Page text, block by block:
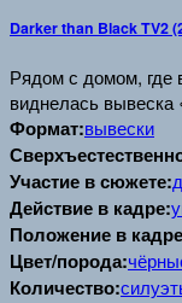
Darker than Black TV2
Рядом с домом, где
виднелась
Формат:вывески
Участие в сюжете:
Действие в кадре:
Положение в
Цвет/порода:
Количество: